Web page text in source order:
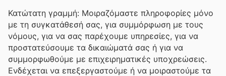
Κατώτατη γραμμή: Μοιραζόμαστε πληροφορίες μόνο
με τη συγκατάθεσή σας, για συμμόρφωση με τους
νόμους, για να σας παρέχουμε υπηρεσίες, για να
προστατεύσουμε τα δικαιώματά σας ή για να
συμμορφωθούμε με επιχειρηματικές υποχρεώσεις.
Ενδέχεται να επεξεργαστούμε ή να μοιραστούμε τα